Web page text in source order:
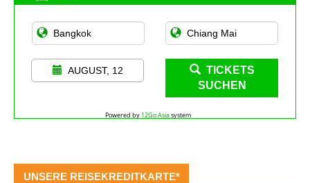
AUGUST, 12
TICKETS
SUCHEN
Powered by 12Go Asiasystem
UNSERE REISEKREDITKARTE*